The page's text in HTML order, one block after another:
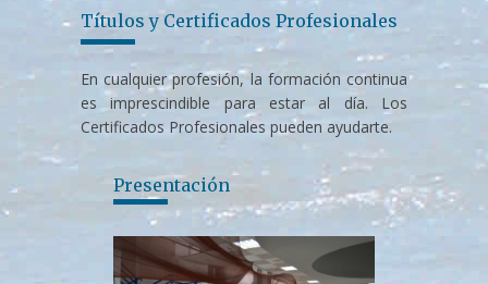
Títulos y Certificados Profesionales
En cualquier profesión, la formación continua
es imprescindible para estar al día. Los
Certificados Profesionales pueden ayudarte.
Presentación